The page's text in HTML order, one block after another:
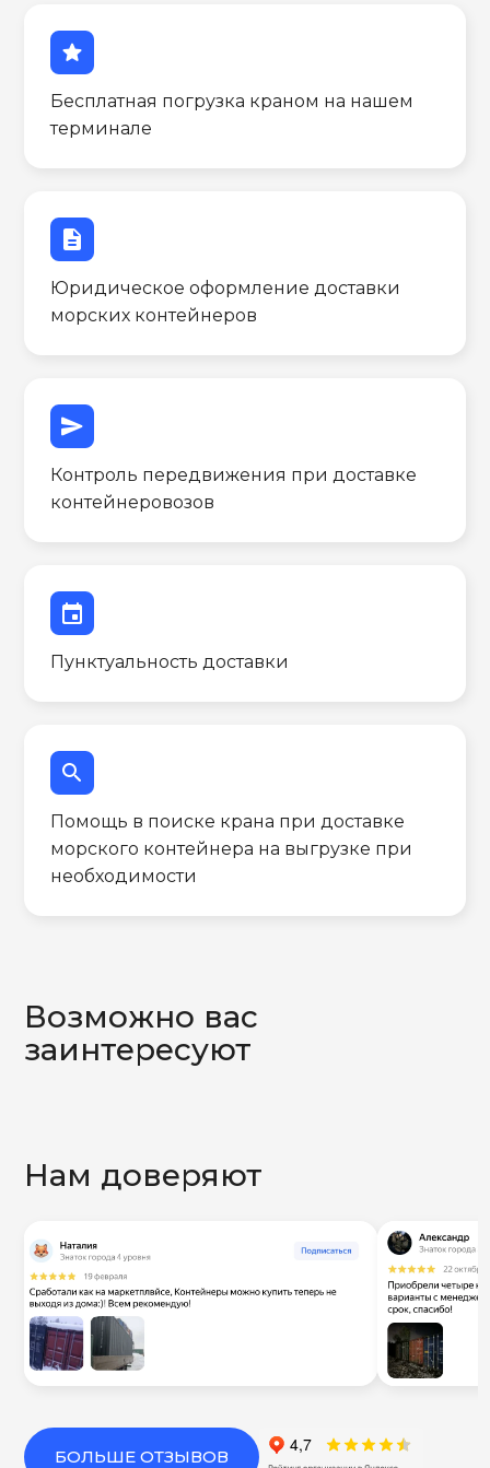
star
Бесплатная погрузка краном на нашем
терминале
description
Юридическое оформление доставки
морских контейнеров
send
Контроль передвижения при доставке
контейнеровозов
event
Пунктуальность доставки
search
Помощь в поиске крана при доставке
морского контейнера на выгрузке при
необходимости
Возможно вас
заинтересуют
Нам доверяют
БОЛЬШЕ ОТЗЫВОВ